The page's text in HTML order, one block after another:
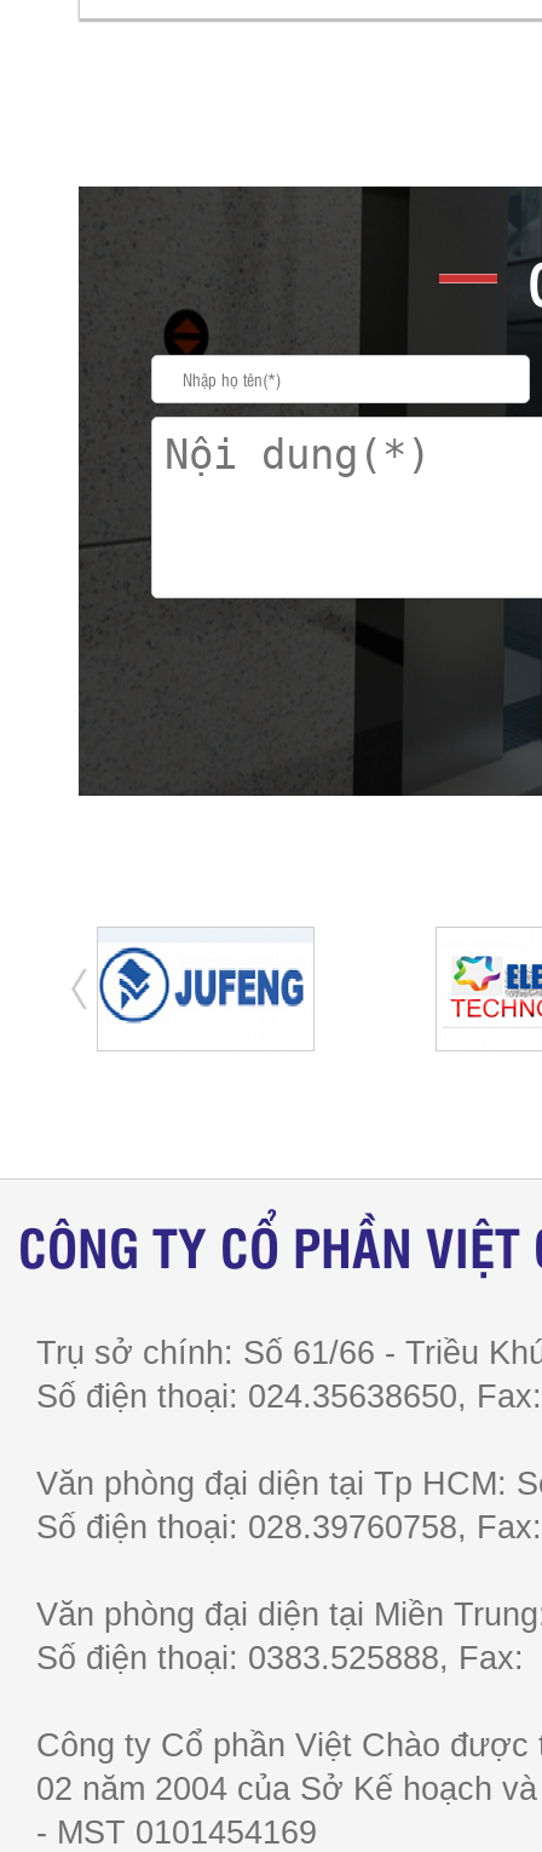
CÔNG TY CỔ PHẦN VIỆT
Trụ sở chính: Số 61/66 - Triều
Số điện thoại: 024.35638650,
Văn phòng đại diện tại Tp HCM:
Số điện thoại: 028.39760758,
Văn phòng đại diện tại Miền
Số điện thoại: 0383.525888,
Công ty Cổ phần Việt Chào được
02 năm 2004 của Sở Kế hoạch
- MST 0101454169